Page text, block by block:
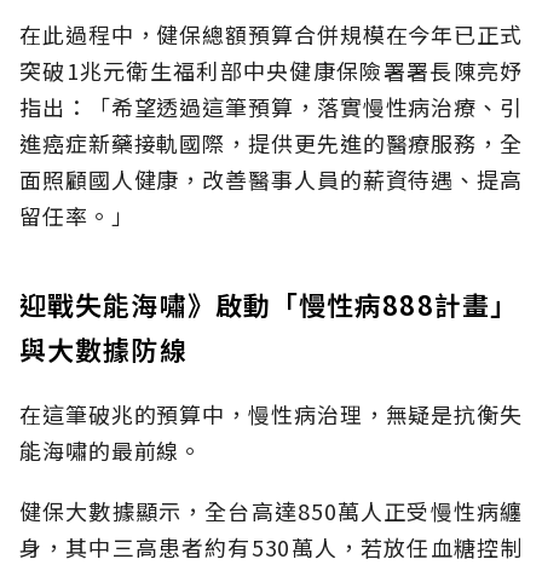
在此過程中，健保總額預算合併規模在今年已正式
突破1兆元衛生福利部中央健康保險署署長陳亮妤
指出：「希望透過這筆預算，落實慢性病治療、引
進癌症新藥接軌國際，提供更先進的醫療服務，全
面照顧國人健康，改善醫事人員的薪資待遇、提高
留任率。」
迎戰失能海嘯》啟動「慢性病888計畫」
與大數據防線
在這筆破兆的預算中，慢性病治理，無疑是抗衡失
能海嘯的最前線。
健保大數據顯示，全台高達850萬人正受慢性病纏
身，其中三高患者約有530萬人，若放任血糖控制